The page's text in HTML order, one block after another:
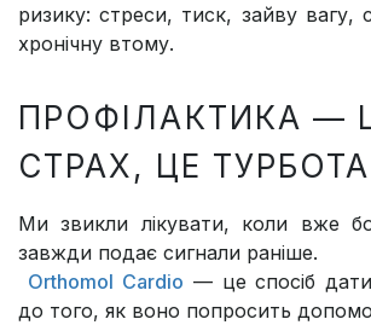
ризику: стреси, тиск, зайву вагу,
хронічну втому.
ПРОФІЛАКТИКА —
СТРАХ, ЦЕ ТУРБОТА
Ми звикли лікувати, коли вже
завжди подає сигнали раніше.
Orthomol Cardio — це спосіб
до того, як воно попросить